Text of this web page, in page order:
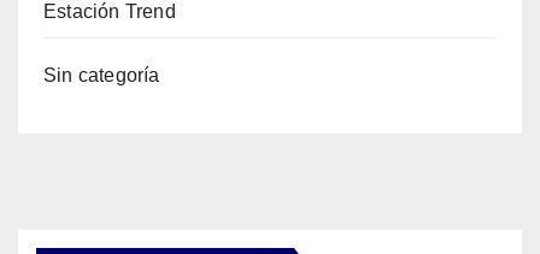
Estación Trend
Sin categoría